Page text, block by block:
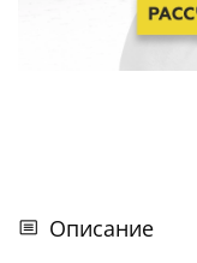
Описание